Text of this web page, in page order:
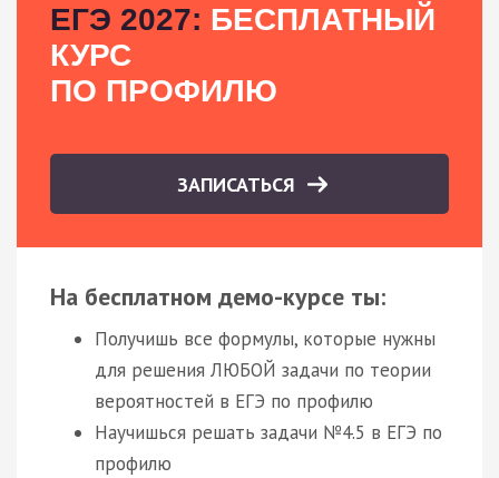
ЕГЭ 2027: БЕСПЛАТНЫЙ
КУРС
ПО ПРОФИЛЮ
ЗАПИСАТЬСЯ
На бесплатном демо-курсе ты:
Получишь все формулы, которые нужны
для решения ЛЮБОЙ задачи по теории
вероятностей в ЕГЭ по профилю
Научишься решать задачи №4.5 в ЕГЭ по
профилю